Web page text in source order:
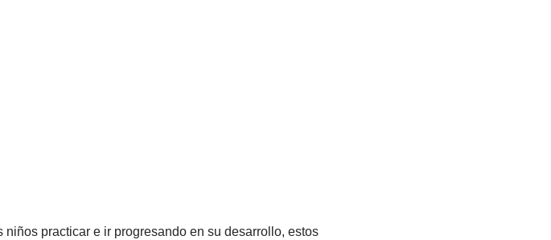
practicar e ir progresando en su desarrollo, estos